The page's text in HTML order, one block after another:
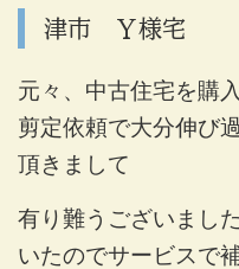
津市 Ｙ様宅
元々、中古住宅を購
剪定依頼で大分伸び
頂きまして
有り難うございまし
いたのでサービスで